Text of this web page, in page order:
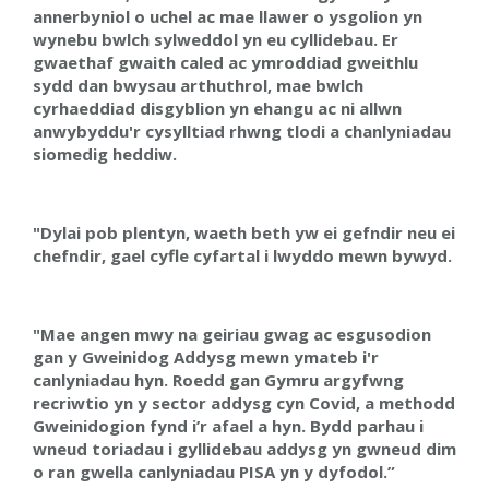
annerbyniol o uchel ac mae llawer o ysgolion yn
wynebu bwlch sylweddol yn eu cyllidebau. Er
gwaethaf gwaith caled ac ymroddiad gweithlu
sydd dan bwysau arthuthrol, mae bwlch
cyrhaeddiad disgyblion yn ehangu ac ni allwn
anwybyddu'r cysylltiad rhwng tlodi a chanlyniadau
siomedig heddiw.
"Dylai pob plentyn, waeth beth yw ei gefndir neu ei
chefndir, gael cyfle cyfartal i lwyddo mewn bywyd.
"Mae angen mwy na geiriau gwag ac esgusodion
gan y Gweinidog Addysg mewn ymateb i'r
canlyniadau hyn. Roedd gan Gymru argyfwng
recriwtio yn y sector addysg cyn Covid, a methodd
Gweinidogion fynd i’r afael a hyn. Bydd parhau i
wneud toriadau i gyllidebau addysg yn gwneud dim
o ran gwella canlyniadau PISA yn y dyfodol.”